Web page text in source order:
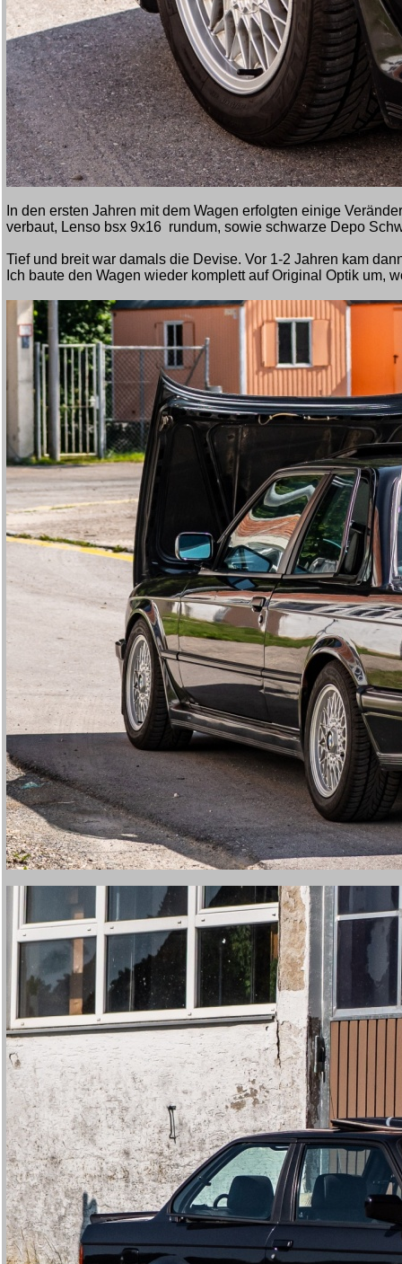
In den ersten Jahren mit dem Wagen erfolgten einige
verbaut, Lenso bsx 9x16 rundum, sowie schwarze Depo
Tief und breit war damals die Devise. Vor 1-2 Jahren kam
Ich baute den Wagen wieder komplett auf Original Optik um,